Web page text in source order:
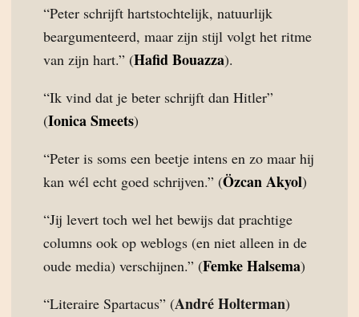
“Peter schrijft hartstochtelijk, natuurlijk
beargumenteerd, maar zijn stijl volgt het ritme
van zijn hart.” (Hafid Bouazza).
“Ik vind dat je beter schrijft dan Hitler”
(Ionica Smeets)
“Peter is soms een beetje intens en zo maar hij
kan wél echt goed schrijven.” (Özcan Akyol)
“Jij levert toch wel het bewijs dat prachtige
columns ook op weblogs (en niet alleen in de
oude media) verschijnen.” (Femke Halsema)
“Literaire Spartacus” (André Holterman)